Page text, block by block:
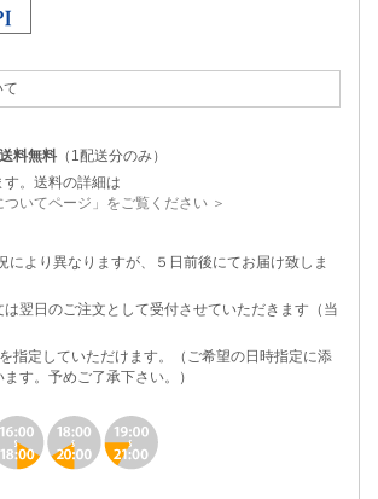
て
料無料 （1配送分のみ）
。送料の詳細は
ついてページ」をご覧ください ＞
により異なりますが、５日前後にてお届け致しま
翌日のご注文として受付させていただきます（当
指定していただけます。（ご希望の日時指定に添
す。予めご了承下さい。）